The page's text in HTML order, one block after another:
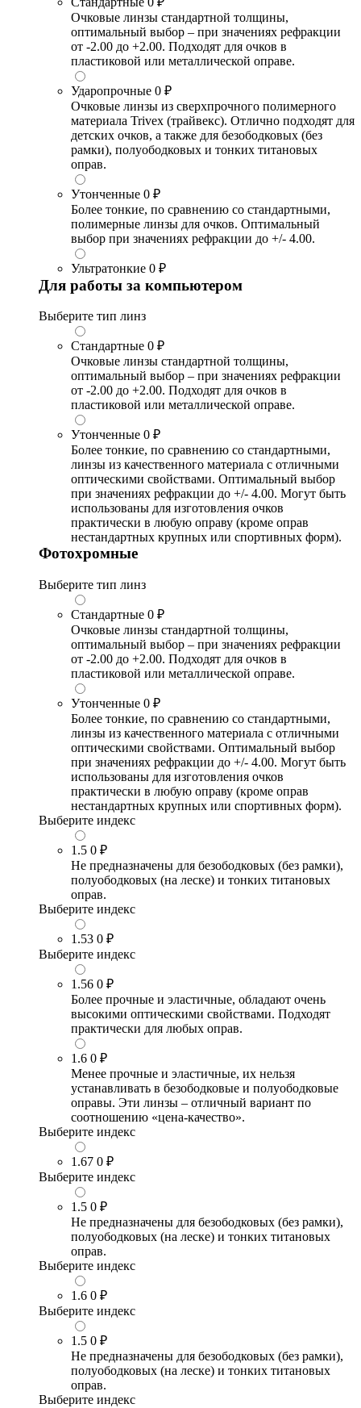
Очковые линзы стандартной толщины,
оптимальный выбор – при значениях рефракции
от -2.00 до +2.00. Подходят для очков в
пластиковой или металлической оправе.
Ударопрочные 0 ₽
Очковые линзы из сверхпрочного полимерного
материала Trivex (трайвекс). Отлично подходят для
детских очков, а также для безободковых (без
рамки), полуободковых и тонких титановых
оправ.
Утонченные 0 ₽
Более тонкие, по сравнению со стандартными,
полимерные линзы для очков. Оптимальный
выбор при значениях рефракции до +/- 4.00.
Ультратонкие 0 ₽
Для работы за компьютером
Выберите тип линз
Стандартные 0 ₽
Очковые линзы стандартной толщины,
оптимальный выбор – при значениях рефракции
от -2.00 до +2.00. Подходят для очков в
пластиковой или металлической оправе.
Утонченные 0 ₽
Более тонкие, по сравнению со стандартными,
линзы из качественного материала с отличными
оптическими свойствами. Оптимальный выбор
при значениях рефракции до +/- 4.00. Могут быть
использованы для изготовления очков
практически в любую оправу (кроме оправ
нестандартных крупных или спортивных форм).
Фотохромные
Выберите тип линз
Стандартные 0 ₽
Очковые линзы стандартной толщины,
оптимальный выбор – при значениях рефракции
от -2.00 до +2.00. Подходят для очков в
пластиковой или металлической оправе.
Утонченные 0 ₽
Более тонкие, по сравнению со стандартными,
линзы из качественного материала с отличными
оптическими свойствами. Оптимальный выбор
при значениях рефракции до +/- 4.00. Могут быть
использованы для изготовления очков
практически в любую оправу (кроме оправ
нестандартных крупных или спортивных форм).
Выберите индекс
1.5 0 ₽
Не предназначены для безободковых (без рамки),
полуободковых (на леске) и тонких титановых
оправ.
Выберите индекс
1.53 0 ₽
Выберите индекс
1.56 0 ₽
Более прочные и эластичные, обладают очень
высокими оптическими свойствами. Подходят
практически для любых оправ.
1.6 0 ₽
Менее прочные и эластичные, их нельзя
устанавливать в безободковые и полуободковые
оправы. Эти линзы – отличный вариант по
соотношению «цена-качество».
Выберите индекс
1.67 0 ₽
Выберите индекс
1.5 0 ₽
Не предназначены для безободковых (без рамки),
полуободковых (на леске) и тонких титановых
оправ.
Выберите индекс
1.6 0 ₽
Выберите индекс
1.5 0 ₽
Не предназначены для безободковых (без рамки),
полуободковых (на леске) и тонких титановых
оправ.
Выберите индекс